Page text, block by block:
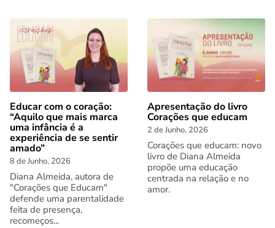
Educar com o coração:
“Aquilo que mais marca
uma infância é a
experiência de se sentir
amado”
8 de Junho, 2026
Diana Almeida, autora de
"Corações que Educam"
defende uma parentalidade
feita de presença,
recomeços...
Apresentação do livro
Corações que educam
2 de Junho, 2026
Corações que educam: novo
livro de Diana Almeida
propõe uma educação
centrada na relação e no
amor.